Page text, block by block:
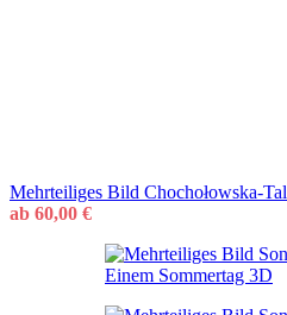
Mehrteiliges Bild Chochołowska-
ab 60,00 €